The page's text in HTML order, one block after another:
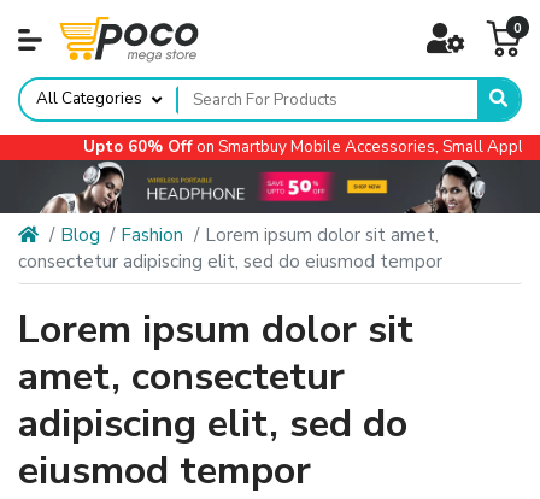
0
All Categories
Upto 60% Offon Smartbuy Mobile Accessories, Small
Blog Fashion
Lorem ipsum dolor sit amet,
consectetur adipiscing elit, sed do eiusmod tempor
Lorem ipsum dolor sit
amet, consectetur
adipiscing elit, sed do
eiusmod tempor